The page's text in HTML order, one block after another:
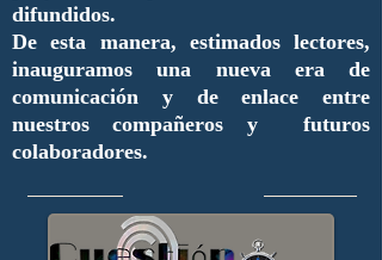
difundidos.
De esta manera, estimados lectores,
inauguramos una nueva era de
comunicación y de enlace entre
nuestros compañeros y futuros
colaboradores.